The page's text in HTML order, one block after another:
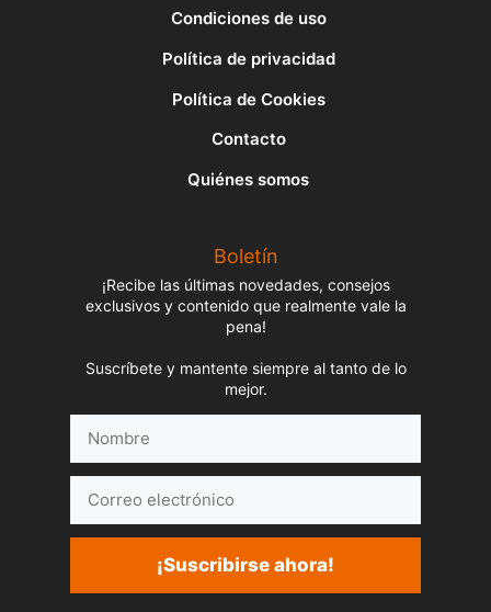
Condiciones de uso
Política de privacidad
Política de Cookies
Contacto
Quiénes somos
Boletín
¡Recibe las últimas novedades, consejos
exclusivos y contenido que realmente vale la
pena!
Suscríbete y mantente siempre al tanto de lo
mejor.
electrónico
¡Suscribirse ahora!